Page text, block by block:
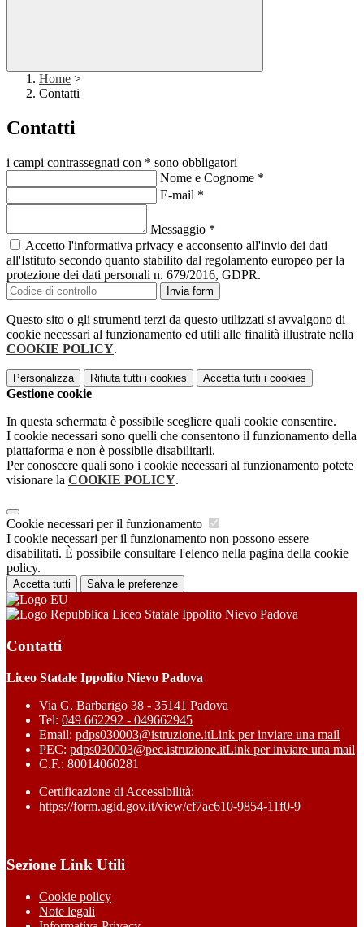
Home >
Contatti
Contatti
i campi contrassegnati con * sono obbligatori
Nome e Cognome *
E-mail *
Messaggio *
Accetto l'informativa privacy e acconsento all'invio dei dati
all'Istituto secondo quanto stabilito dal regolamento europeo per la
protezione dei dati personali n. 679/2016, GDPR.
Invia form
Questo sito o gli strumenti terzi da questo utilizzati si avvalgono di
cookie necessari al funzionamento ed utili alle finalità illustrate nella
COOKIE POLICY.
Personalizza Rifiuta tutti i cookies Accetta tutti i cookies
Gestione cookie
In questa schermata è possibile scegliere quali cookie consentire.
I cookie necessari sono quelli che consentono il funzionamento della
piattaforma e non è possibile disabilitarli.
Per conoscere quali sono i cookie necessari al funzionamento potete
visionare la COOKIE POLICY.
Cookie necessari per il funzionamento
I cookie necessari per il funzionamento non possono essere
disabilitati. È possibile consultare l'elenco nella pagina della cookie
policy.
Accetta tutti Salva le preferenze
Liceo Statale Ippolito Nievo Padova
Contatti
Liceo Statale Ippolito Nievo Padova
Via G. Barbarigo 38 - 35141 Padova
Tel: 049 662292 - 049662945
Email: pdps030003@istruzione.itLink per inviare una mail
PEC: pdps030003@pec.istruzione.itLink per inviare una mail
C.F.: 80014060281
Certificazione di Accessibilità:
https://form.agid.gov.it/view/cf7ac610-9854-11f0-9
Sezione Link Utili
Cookie policy
Note legali